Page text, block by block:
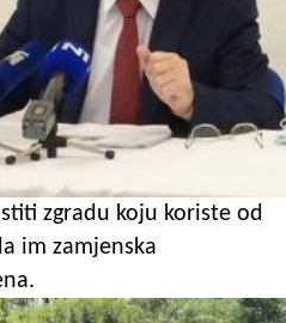
zgradu koju koriste od
im zamjenska